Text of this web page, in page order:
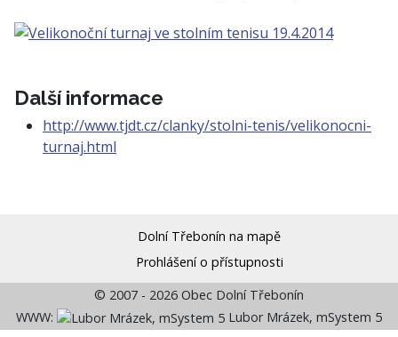
Další informace
http://www.tjdt.cz/clanky/stolni-tenis/velikonocni-
turnaj.html
Dolní Třebonín na mapě
Prohlášení o přístupnosti
© 2007 - 2026 Obec Dolní Třebonín
WWW:
Lubor Mrázek, mSystem 5